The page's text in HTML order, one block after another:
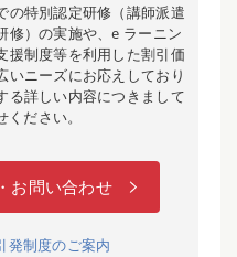
の特別認定研修（講師派遣
修）の実施や、e ラーニン
援制度等を利用した割引価
いニーズにお応えしており
る詳しい内容につきまして
ださい。
お問い合わせ
発制度のご案内